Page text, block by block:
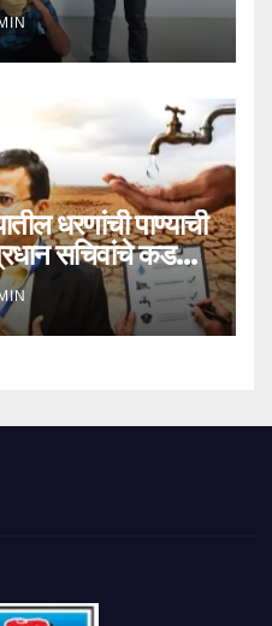
धरणांची पाण्याची
सचिवांचे कडक